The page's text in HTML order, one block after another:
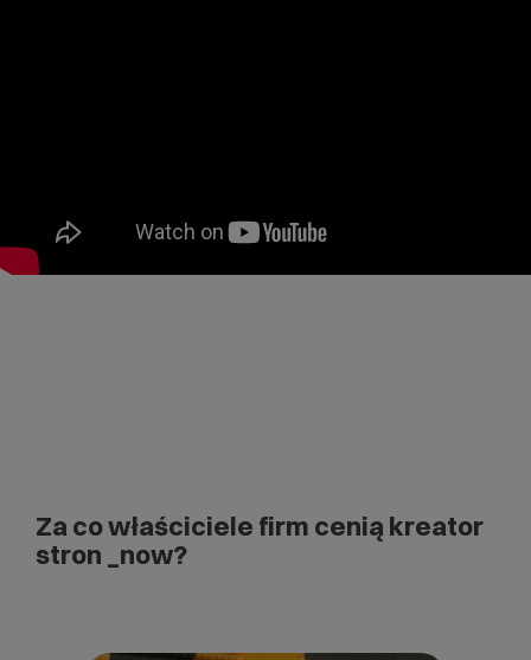
Za co właściciele firm cenią kreator
stron _now?